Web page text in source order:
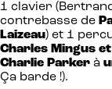
1 clavier
contrebasse de
Laizeau) et 1
Charles Mingus
Charlie Parker à
Ça barde !).